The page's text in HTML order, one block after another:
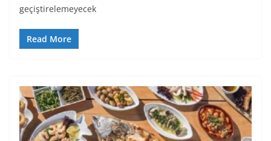
geçiştirelemeyecek
Read More